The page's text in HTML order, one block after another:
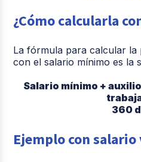
¿Cómo calcularla
La fórmula para calcular la
con el salario mínimo es la
Salario mínimo +
360
Ejemplo con